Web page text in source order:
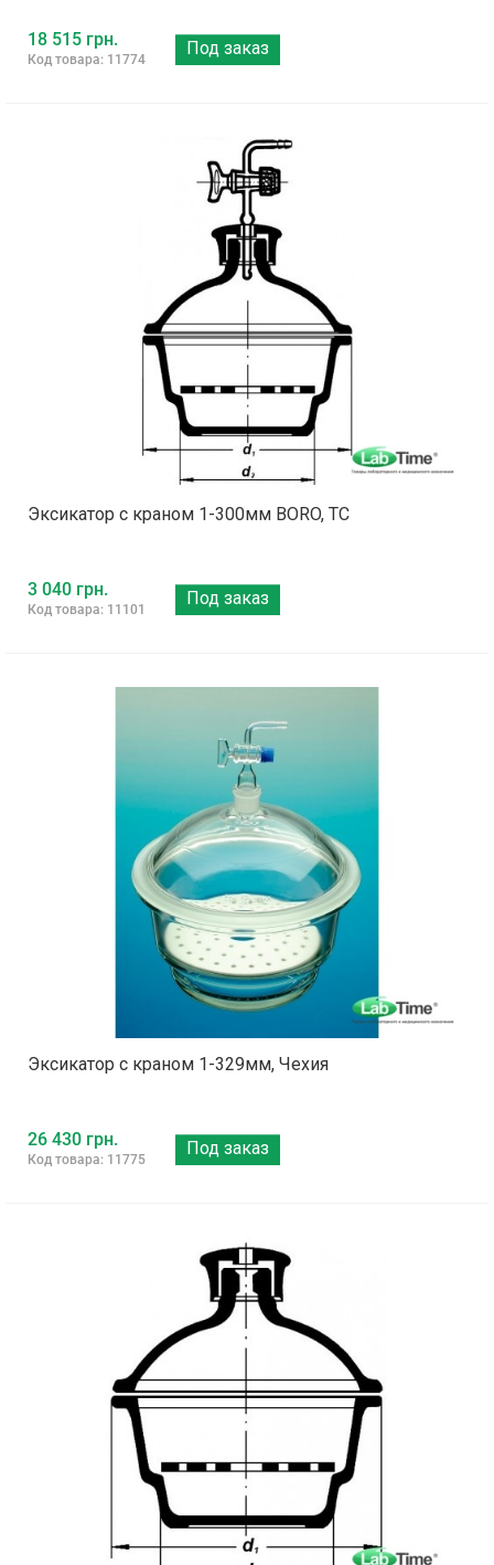
18 515 грн.
Код товара: 11774
Под заказ
Эксикатор с краном 1-300мм BORO, ТС
3 040 грн.
Код товара: 11101
Под заказ
Эксикатор с краном 1-329мм, Чехия
26 430 грн.
Код товара: 11775
Под заказ